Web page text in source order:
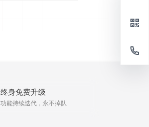
终身免费升级
功能持续迭代，永不掉队